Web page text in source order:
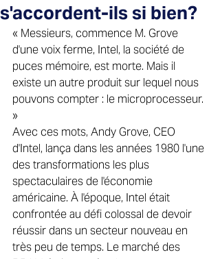
s'accordent-ils si bien?
« Messieurs, commence M. Grove
d'une voix ferme, Intel, la société de
puces mémoire, est morte. Mais il
existe un autre produit sur lequel nous
pouvons compter : le microprocesseur.
»
Avec ces mots, Andy Grove, CEO
d'Intel, lança dans les années 1980 l'une
des transformations les plus
spectaculaires de l'économie
américaine. À l'époque, Intel était
confrontée au défi colossal de devoir
réussir dans un secteur nouveau en
très peu de temps. Le marché des